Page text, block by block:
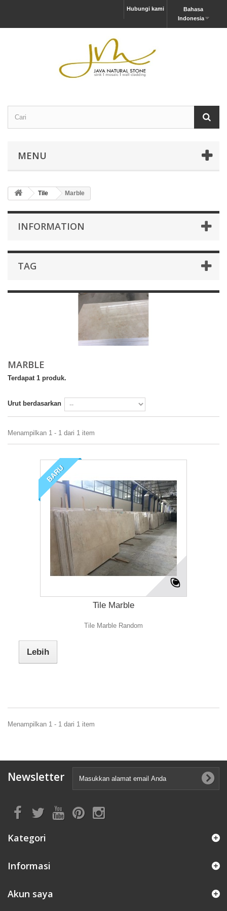
Bahasa
Indonesia
Hubungi kami
MENU
Tile Marble
INFORMATION
TAG
MARBLE
Terdapat 1 produk.
Urut berdasarkan
Menampilkan 1 - 1 dari 1 item
BARU
Tile Marble
Tile Marble Random
Lebih
Menampilkan 1 - 1 dari 1 item
Newsletter
Kategori
Informasi
Akun saya